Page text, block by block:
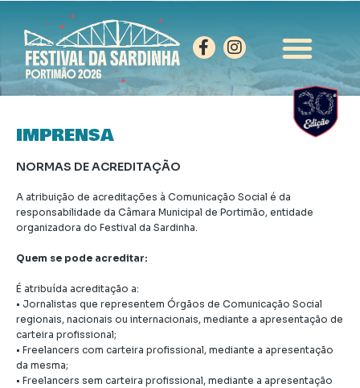
IMPRENSA
NORMAS DE ACREDITAÇÃO
A atribuição de acreditações à Comunicação Social é da
responsabilidade da Câmara Municipal de Portimão, entidade
organizadora do Festival da Sardinha.
Quem se pode acreditar:
É atribuída acreditação a:
• Jornalistas que representem Órgãos de Comunicação Social
regionais, nacionais ou internacionais, mediante a apresentação de
carteira profissional;
• Freelancers com carteira profissional, mediante a apresentação
da mesma;
• Freelancers sem carteira profissional, mediante a apresentação